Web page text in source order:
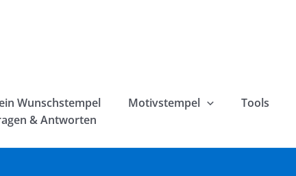
Wunschstempel Motivstempel Tools
& Antworten